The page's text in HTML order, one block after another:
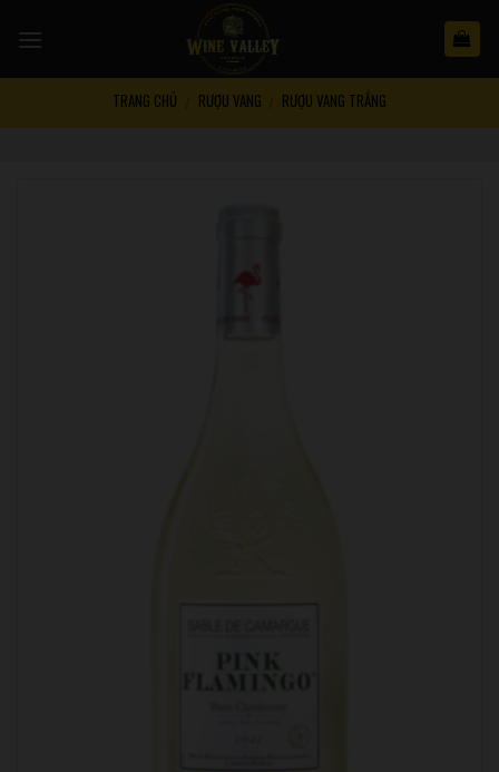
TRANG CHỦ RƯỢU VANG RƯỢU VANG TRẮNG